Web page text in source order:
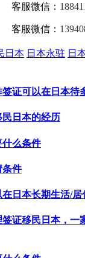
客服微信：
客服微信：
日本 日本永驻 日
证可以在日本待
日本的经历
什么条件
条件
在日本长期生活/居
签证移民日本，一